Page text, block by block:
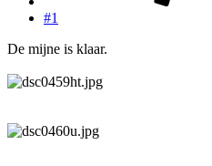
#1
De mijne is klaar.